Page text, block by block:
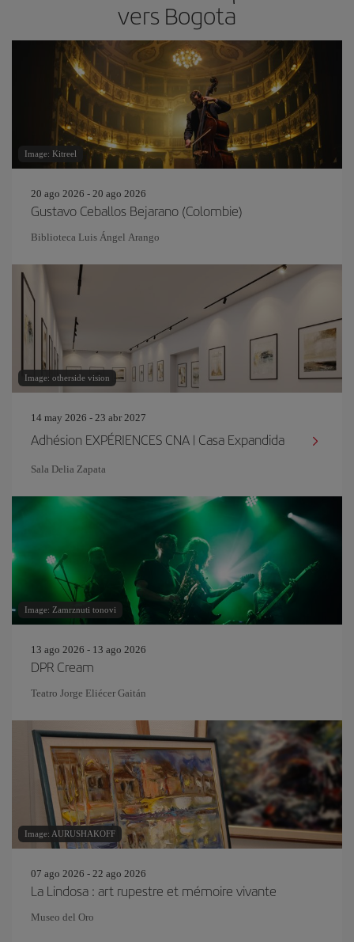
vers Bogota
Image: Kitreel
20 ago 2026 - 20 ago 2026
Gustavo Ceballos Bejarano (Colombie)
Biblioteca Luis Ángel Arango
Image: otherside vision
14 may 2026 - 23 abr 2027
Adhésion EXPÉRIENCES CNA | Casa Expandida
Sala Delia Zapata
Image: Zamrznuti tonovi
13 ago 2026 - 13 ago 2026
DPR Cream
Teatro Jorge Eliécer Gaitán
Image: AURUSHAKOFF
07 ago 2026 - 22 ago 2026
La Lindosa : art rupestre et mémoire vivante
Museo del Oro